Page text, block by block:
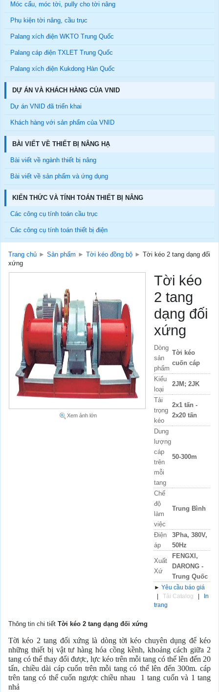
Móc cẩu, móc tời, pully cho tời nâng
Phụ kiện tời nâng, cầu trục
Palang xích điện WKTO Trung Quốc
Palang cáp điện TXLET Trung Quốc
Palang xích điện Kukdong Hàn Quốc
DỰ ÁN VÀ KHÁCH HÀNG CỦA VNID
Dự án VNID đã triển khai
Khách hàng với sản phẩm của VNID
BÀI VIẾT VỀ THIẾT BỊ NÂNG HẠ
Bài viết về ngành thiết bị nâng
Bài viết về sản phẩm và ứng dụng
KIẾN THỨC VÀ TÍNH TOÁN THIẾT BỊ NÂNG
Các công cụ tính toán cầu trục
Các công cụ tính toán thiết bị điện
Trang chủ ► Sản phẩm ► Tời kéo đồng bộ ► Tời kéo 2 tang dạng đối
xứng
Xem ảnh lớn
Tời kéo
2 tang
dạng đối
xứng
Dòng
sản
phẩm
Tời kéo
cuốn cáp
Kiểu
loại
2JM; 2JK
Tải
trọng
kéo
2x1 tấn -
2x20 tấn
Dung
lượng
cáp
trên
mỗi
tang
50-300m
Chế
độ
làm
việc
Trung Bình
Điện
áp
3Pha, 380V,
50Hz
Xuất
Xứ
FENGXI,
DARONG -
Trung Quốc
► Yêu cầu báo giá
Tải Catalog
In
trang
Thông tin chi tiết Tời kéo 2 tang dạng đối xứng
Tời kéo 2 tang đối xứng là dòng tời kéo chuyên dụng để kéo
những thiết bị vật tư hàng hóa cồng kềnh, khoảng cách giữa 2
tang có thể thay đổi được, lực kéo trên mỗi tang có thể lên đến 20
tấn, chiều dài cáp cuốn trên mỗi tang có thể lên đến 300m. cáp
trên tang có thể cuốn ngược chiều nhau 1 tang cuốn và 1 tang
nhả